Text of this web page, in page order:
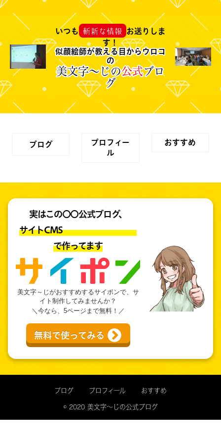
いつも 斬新な情報 お送りしま
す！
似顔絵師が教える目からウロコ
の
美文字～じの公式ブロ
グ
ブログ
プロフィー
ル
おすすめ
実はこの〇〇公式ブログ、
サイトCMS
で作ってます
美文字～じがおすすめするサイポンで、サ
イト制作してみませんか？
＼今なら、5ページまで無料！／
無料で使ってみる
ブログ プロフィール おすすめ
© 2020 美文字～じの公式ブログ